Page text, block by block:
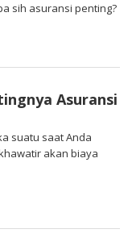
sih asuransi penting?
Asuransi
suatu saat Anda
akan biaya